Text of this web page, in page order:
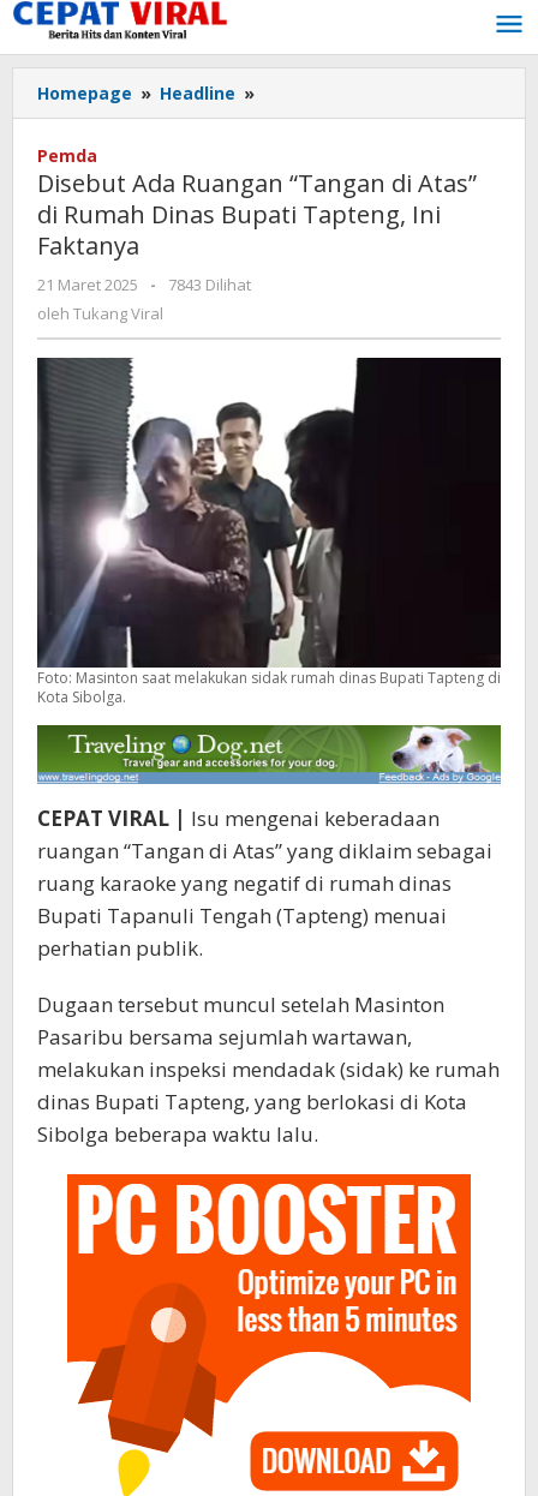
Lewati
konten
Homepage » Headline »
Ada
di
Atas”
Tapteng,
Pemda
Disebut Ada Ruangan “Tangan di Atas”
di Rumah Dinas Bupati Tapteng, Ini
Faktanya
21 Maret 2025
oleh
Tukang
-
7843 Dilihat
oleh Tukang Viral
Foto: Masinton saat melakukan sidak rumah dinas Bupati Tapteng di
Kota Sibolga.
CEPAT VIRAL | Isu mengenai keberadaan
ruangan “Tangan di Atas” yang diklaim sebagai
ruang karaoke yang negatif di rumah dinas
Bupati Tapanuli Tengah (Tapteng) menuai
perhatian publik.
Dugaan tersebut muncul setelah Masinton
Pasaribu bersama sejumlah wartawan,
melakukan inspeksi mendadak (sidak) ke rumah
dinas Bupati Tapteng, yang berlokasi di Kota
Sibolga beberapa waktu lalu.